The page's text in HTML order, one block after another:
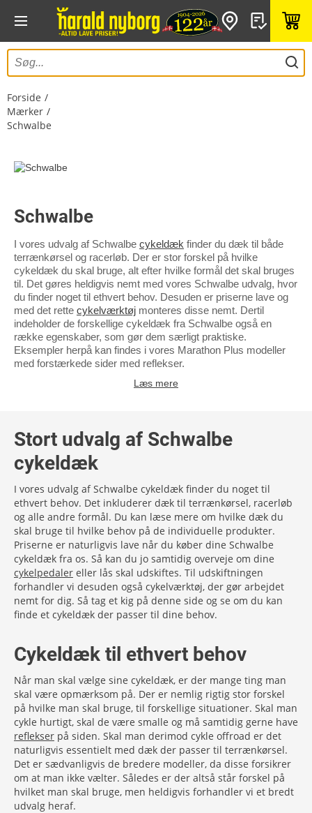
Forside
Mærker
Schwalbe
Schwalbe
I vores udvalg af Schwalbe cykeldæk finder du dæk til både
terrænkørsel og racerløb. Der er stor forskel på hvilke
cykeldæk du skal bruge, alt efter hvilke formål det skal bruges
til. Det gøres heldigvis nemt med vores Schwalbe udvalg, hvor
du finder noget til ethvert behov. Desuden er priserne lave og
med det rette cykelværktøj monteres disse nemt. Dertil
indeholder de forskellige cykeldæk fra Schwalbe også en
række egenskaber, som gør dem særligt praktiske.
Eksempler herpå kan findes i vores Marathon Plus modeller
med forstærkede sider med reflekser.
Læs mere
Stort udvalg af Schwalbe
cykeldæk
I vores udvalg af Schwalbe cykeldæk finder du noget til
ethvert behov. Det inkluderer dæk til terrænkørsel, racerløb
og alle andre formål. Du kan læse mere om hvilke dæk du
skal bruge til hvilke behov på de individuelle produkter.
Priserne er naturligvis lave når du køber dine Schwalbe
cykeldæk fra os. Så kan du jo samtidig overveje om dine
cykelpedaler eller lås skal udskiftes. Til udskiftningen
forhandler vi desuden også cykelværktøj, der gør arbejdet
nemt for dig. Så tag et kig på denne side og se om du kan
finde et cykeldæk der passer til dine behov.
Cykeldæk til ethvert behov
Når man skal vælge sine cykeldæk, er der mange ting man
skal være opmærksom på. Der er nemlig rigtig stor forskel
på hvilke man skal bruge, til forskellige situationer. Skal man
cykle hurtigt, skal de være smalle og må samtidig gerne have
reflekser på siden. Skal man derimod cykle offroad er det
naturligvis essentielt med dæk der passer til terrænkørsel.
Det er sædvanligvis de bredere modeller, da disse forsikrer
om at man ikke vælter. Således er der altså står forskel på
hvilket man skal bruge, men heldigvis forhandler vi et bredt
udvalg heraf.